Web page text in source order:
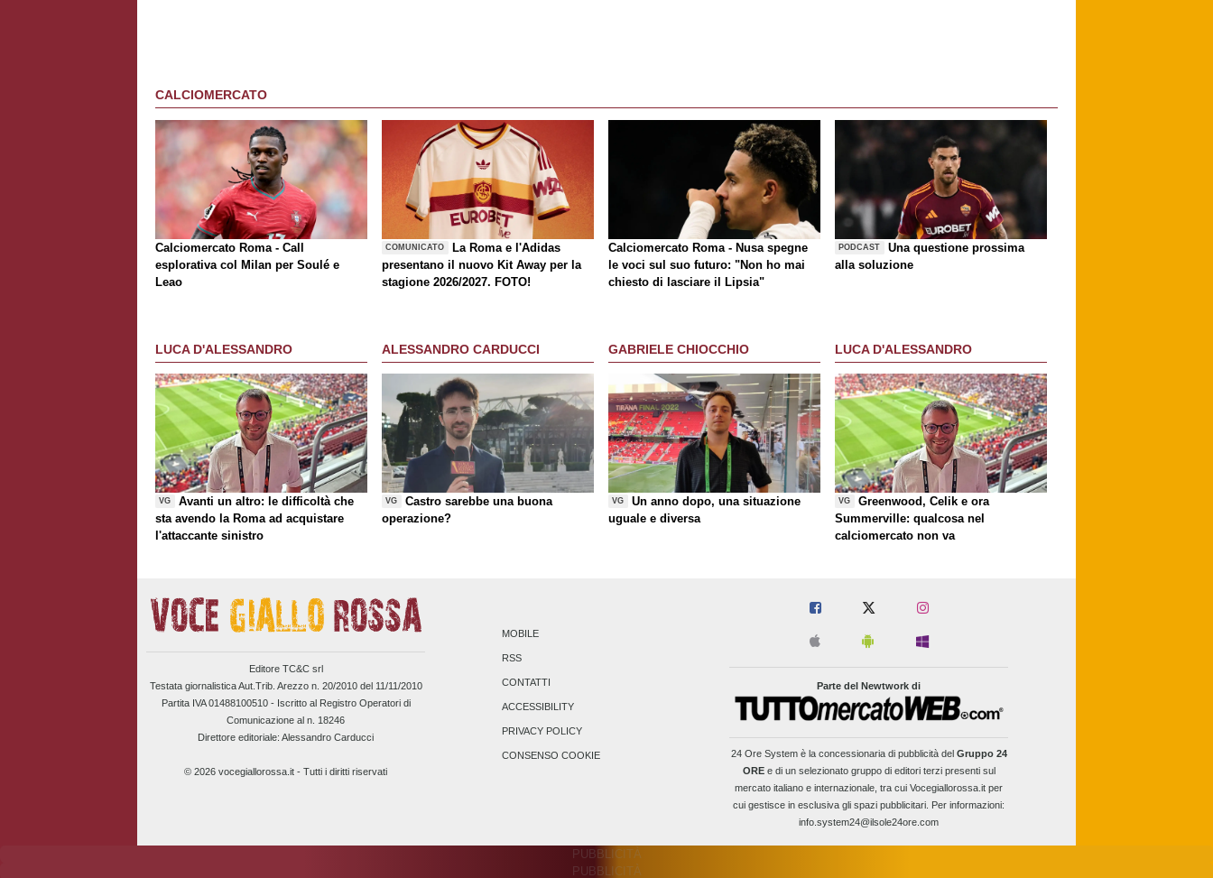
CALCIOMERCATO
Calciomercato Roma - Call
esplorativa col Milan per Soulé e
Leao
COMUNICATO
La Roma e l'Adidas
presentano il nuovo Kit Away per la
stagione 2026/2027. FOTO!
Calciomercato Roma - Nusa spegne
le voci sul suo futuro: "Non ho mai
chiesto di lasciare il Lipsia"
PODCAST
Una questione prossima
alla soluzione
LUCA D'ALESSANDRO
VG
Avanti un altro: le difficoltà che
sta avendo la Roma ad acquistare
l'attaccante sinistro
ALESSANDRO CARDUCCI
VG
Castro sarebbe una buona
operazione?
GABRIELE CHIOCCHIO
VG
Un anno dopo, una situazione
uguale e diversa
LUCA D'ALESSANDRO
VG
Greenwood, Celik e ora
Summerville: qualcosa nel
calciomercato non va
Editore TC&C srl
Testata giornalistica Aut.Trib. Arezzo n. 20/2010 del 11/11/2010
Partita IVA 01488100510 - Iscritto al Registro Operatori di
Comunicazione al n. 18246
Direttore editoriale: Alessandro Carducci
© 2026 vocegiallorossa.it - Tutti i diritti riservati
MOBILE
RSS
CONTATTI
ACCESSIBILITY
PRIVACY POLICY
CONSENSO COOKIE
Parte del Newtwork di
24 Ore Systemè la concessionaria di pubblicità del Gruppo 24
OREe di un selezionato gruppo di editori terzi presenti sul
mercato italiano e internazionale, tra cui Vocegiallorossa.it per
cui gestisce in esclusiva gli spazi pubblicitari. Per informazioni:
info.system24@ilsole24ore.com